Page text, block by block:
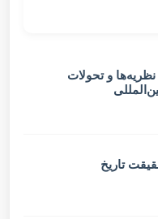
و تحولات
تاریخ